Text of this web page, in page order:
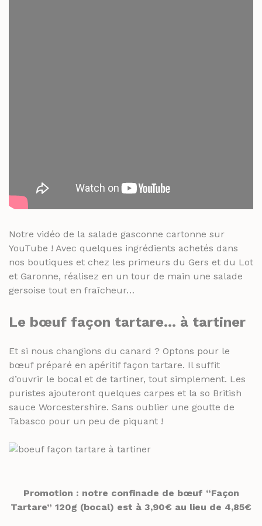
Notre vidéo de la salade gasconne cartonne sur
YouTube ! Avec quelques ingrédients achetés dans
nos boutiques et chez les primeurs du Gers et du Lot
et Garonne, réalisez en un tour de main une salade
gersoise tout en fraîcheur…
Le bœuf façon tartare… à tartiner
Et si nous changions du canard ? Optons pour le
bœuf préparé en apéritif façon tartare. Il suffit
d’ouvrir le bocal et de tartiner, tout simplement. Les
puristes ajouteront quelques carpes et la so British
sauce Worcestershire. Sans oublier une goutte de
Tabasco pour un peu de piquant !
Promotion : notre confinade de bœuf “Façon
Tartare” 120g (bocal) est à 3,90€ au lieu de 4,85€